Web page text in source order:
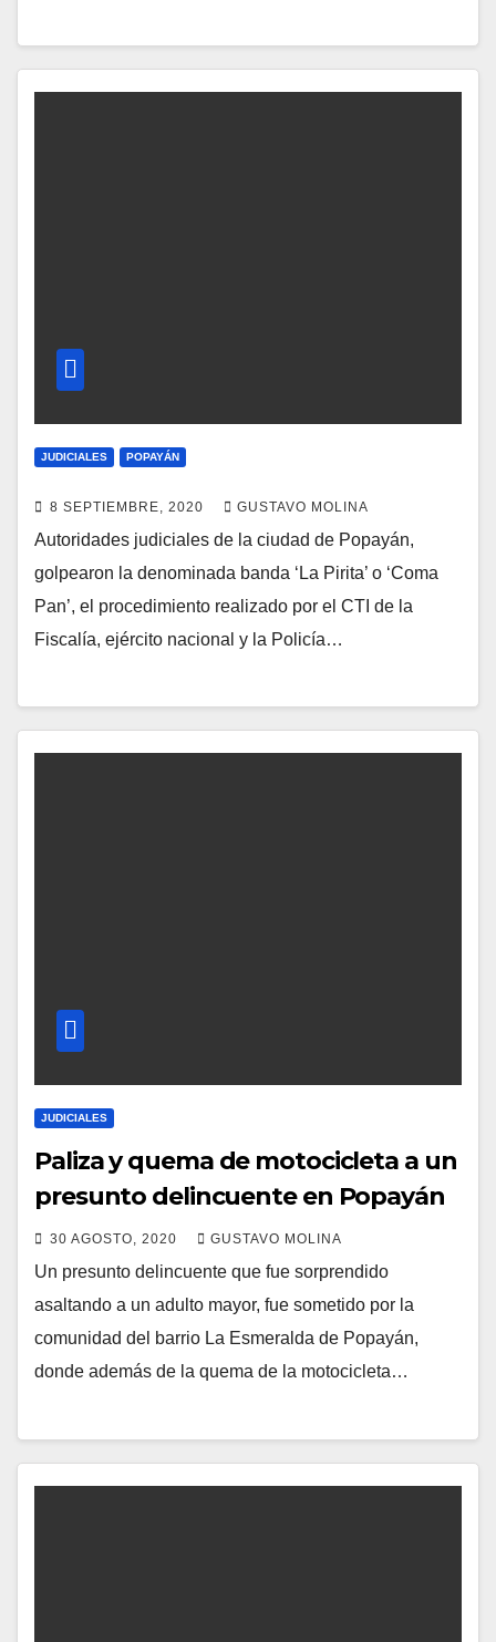
JUDICIALES POPAYÁN
8 SEPTIEMBRE, 2020 GUSTAVO MOLINA
Autoridades judiciales de la ciudad de Popayán,
golpearon la denominada banda ‘La Pirita’ o ‘Coma
Pan’, el procedimiento realizado por el CTI de la
Fiscalía, ejército nacional y la Policía…
JUDICIALES
Paliza y quema de motocicleta a un
presunto delincuente en Popayán
30 AGOSTO, 2020 GUSTAVO MOLINA
Un presunto delincuente que fue sorprendido
asaltando a un adulto mayor, fue sometido por la
comunidad del barrio La Esmeralda de Popayán,
donde además de la quema de la motocicleta…